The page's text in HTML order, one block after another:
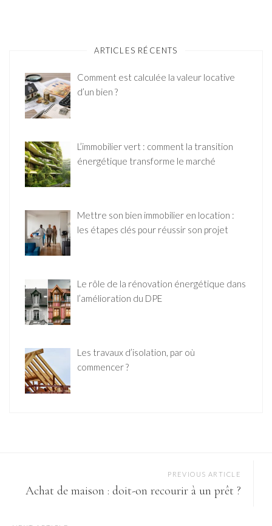
ARTICLES RÉCENTS
Comment est calculée la valeur locative
d’un bien ?
L’immobilier vert : comment la transition
énergétique transforme le marché
Mettre son bien immobilier en location :
les étapes clés pour réussir son projet
Le rôle de la rénovation énergétique dans
l’amélioration du DPE
Les travaux d’isolation, par où
commencer ?
PREVIOUS ARTICLE
Achat de maison : doit-on recourir à un prêt ?